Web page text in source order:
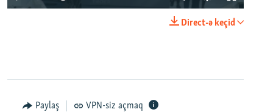
Direct-ə keçid
Paylaş VPN-siz açmaq